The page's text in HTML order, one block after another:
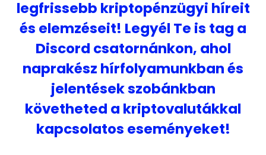
legfrissebb kriptopénzügyi híreit
és elemzéseit! Legyél Te is tag a
Discord csatornánkon, ahol
naprakész hírfolyamunkban és
jelentések szobánkban
követheted a kriptovalutákkal
kapcsolatos eseményeket!